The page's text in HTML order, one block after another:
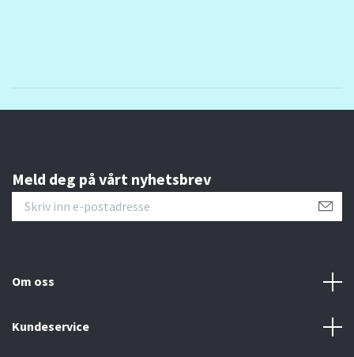
Meld deg på vårt nyhetsbrev
Om oss
Kundeservice